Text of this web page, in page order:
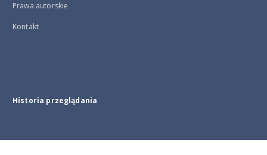
Prawa autorskie
Kontakt
Historia przeglądania